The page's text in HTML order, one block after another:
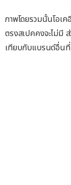
ภาพโดยรวมนั้นโอเ
ตรงสเปคคงจะไม่มี
เทียบกับแบรนด์อื่น